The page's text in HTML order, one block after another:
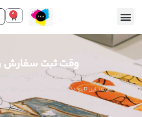
0
وقت ثبت سفارش
تابلو قاصدک های نورانی: اثری خیال‌انگیز و مدرن با
ظریف. این تابلو دکوراتیو فضایی جادویی خلق